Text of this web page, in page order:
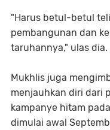
"Harus betul-betul
pembangunan dan
taruhannya," ulas dia.
Mukhlis juga
menjauhkan diri dari
kampanye hitam
dimulai awal